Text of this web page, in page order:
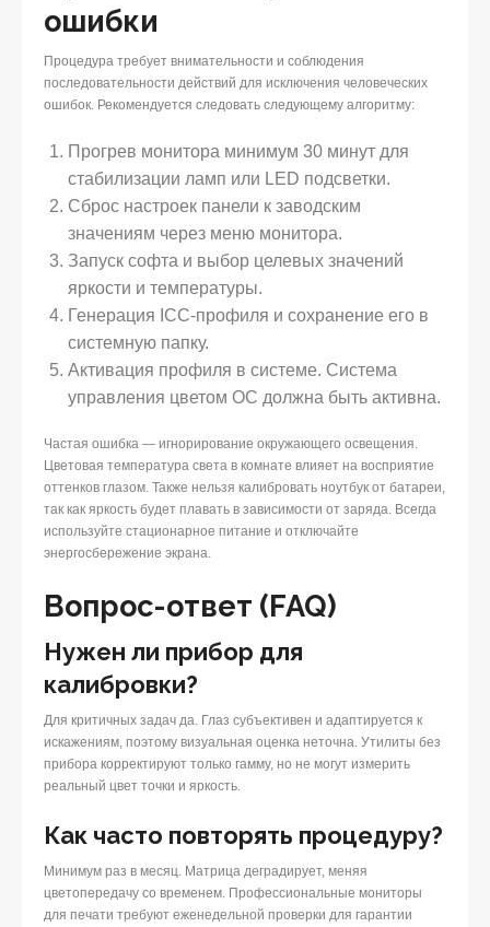
ошибки
Процедура требует внимательности и соблюдения
последовательности действий для исключения человеческих
ошибок. Рекомендуется следовать следующему алгоритму:
Прогрев монитора минимум 30 минут для
стабилизации ламп или LED подсветки.
Сброс настроек панели к заводским
значениям через меню монитора.
Запуск софта и выбор целевых значений
яркости и температуры.
Генерация ICC-профиля и сохранение его в
системную папку.
Активация профиля в системе. Система
управления цветом ОС должна быть активна.
Частая ошибка — игнорирование окружающего освещения.
Цветовая температура света в комнате влияет на восприятие
оттенков глазом. Также нельзя калибровать ноутбук от батареи,
так как яркость будет плавать в зависимости от заряда. Всегда
используйте стационарное питание и отключайте
энергосбережение экрана.
Вопрос-ответ (FAQ)
Нужен ли прибор для
калибровки?
Для критичных задач да. Глаз субъективен и адаптируется к
искажениям, поэтому визуальная оценка неточна. Утилиты без
прибора корректируют только гамму, но не могут измерить
реальный цвет точки и яркость.
Как часто повторять процедуру?
Минимум раз в месяц. Матрица деградирует, меняя
цветопередачу со временем. Профессиональные мониторы
для печати требуют еженедельной проверки для гарантии